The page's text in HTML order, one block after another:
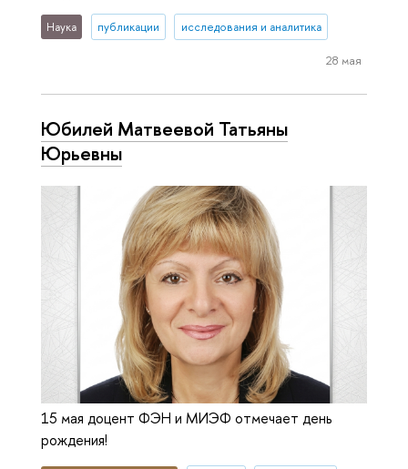
Наука публикации исследования и аналитика
28 мая
Юбилей Матвеевой Татьяны
Юрьевны
15 мая доцент ФЭН и МИЭФ отмечает день
рождения!